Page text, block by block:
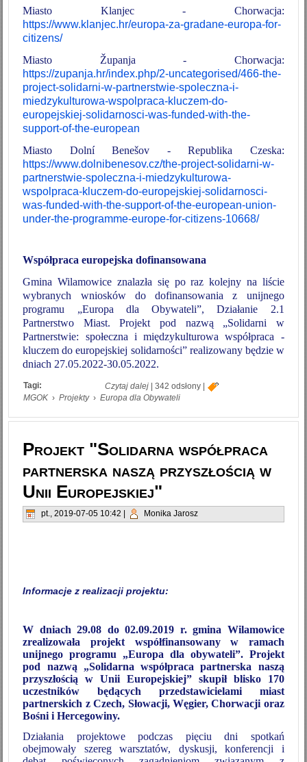
Miasto Klanjec - Chorwacja:
https://www.klanjec.hr/europa-za-gradane-europa-for-
citizens/
Miasto Županja - Chorwacja:
https://zupanja.hr/index.php/2-uncategorised/466-the-
project-solidarni-w-partnerstwie-spoleczna-i-
miedzykulturowa-wspolpraca-kluczem-do-
europejskiej-solidarnosci-was-funded-with-the-
support-of-the-european
Miasto Dolní Benešov - Republika Czeska:
https://www.dolnibenesov.cz/the-project-solidarni-w-
partnerstwie-spoleczna-i-miedzykulturowa-
wspolpraca-kluczem-do-europejskiej-solidarnosci-
was-funded-with-the-support-of-the-european-union-
under-the-programme-europe-for-citizens-10668/
Współpraca europejska dofinansowana
Gmina Wilamowice znalazła się po raz kolejny na liście
wybranych wniosków do dofinansowania z unijnego
programu „Europa dla Obywateli”, Działanie 2.1
Partnerstwo Miast. Projekt pod nazwą „Solidarni w
Partnerstwie: społeczna i międzykulturowa współpraca -
kluczem do europejskiej solidarności” realizowany będzie w
dniach 27.05.2022-30.05.2022.
Czytaj dalej
wpis Projekt „Solidarni w Partnerstwie:
społeczna i międzykulturowa współpraca
- kluczem do europejskiej solidarności”
| 342 odsłony|
Tagi:
MGOK › Projekty › Europa dla Obywateli
Projekt "Solidarna współpraca
partnerska naszą przyszłością w
Unii Europejskiej"
pt., 2019-07-05 10:42 Monika Jarosz
Informacje z realizacji projektu:
W dniach 29.08 do 02.09.2019 r. gmina Wilamowice
zrealizowała projekt współfinansowany w ramach
unijnego programu „Europa dla obywateli”. Projekt
pod nazwą „Solidarna współpraca partnerska naszą
przyszłością w Unii Europejskiej” skupił blisko 170
uczestników będących przedstawicielami miast
partnerskich z Czech, Słowacji, Węgier, Chorwacji oraz
Bośni i Hercegowiny.
Działania projektowe podczas pięciu dni spotkań
obejmowały szereg warsztatów, dyskusji, konferencji i